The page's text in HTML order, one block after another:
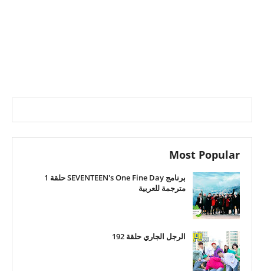
Most Popular
برنامج SEVENTEEN's One Fine Day حلقة 1
مترجمة للعربية
الرجل الجاري حلقة 192